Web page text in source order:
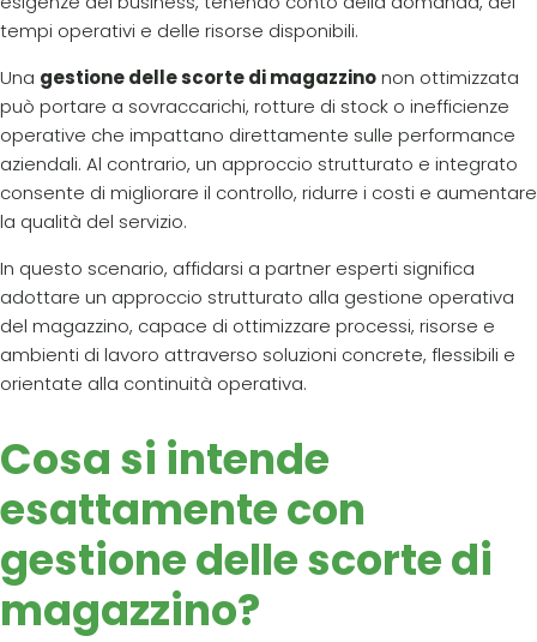
tempi operativi e delle risorse disponibili.
Una gestione delle scorte di magazzinonon ottimizzata
può portare a sovraccarichi, rotture di stock o inefficienze
operative che impattano direttamente sulle performance
aziendali. Al contrario, un approccio strutturato e integrato
consente di migliorare il controllo, ridurre i costi e aumentare
la qualità del servizio.
In questo scenario, affidarsi a partner esperti significa
adottare un approccio strutturato alla gestione operativa
del magazzino, capace di ottimizzare processi, risorse e
ambienti di lavoro attraverso soluzioni concrete, flessibili e
orientate alla continuità operativa.
Cosa si intende
esattamente con
gestione delle scorte di
magazzino?